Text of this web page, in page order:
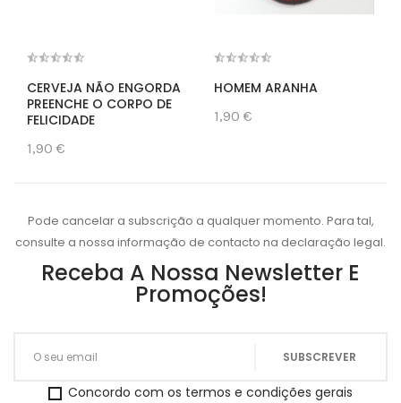
CERVEJA NÃO ENGORDA
PREENCHE O CORPO DE
FELICIDADE
1,90 €
HOMEM ARANHA
1,90 €
Pode cancelar a subscrição a qualquer momento. Para tal,
consulte a nossa informação de contacto na declaração legal.
Receba A Nossa Newsletter E
Promoções!
Concordo com os termos e condições gerais